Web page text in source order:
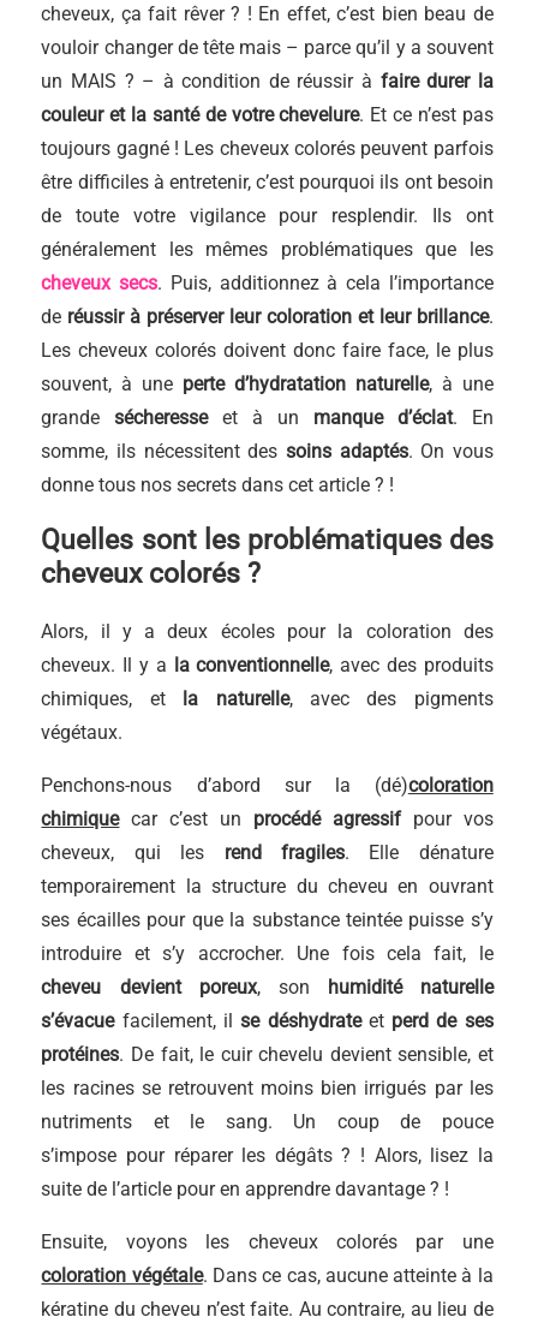
cheveux, ça fait rêver ? ! En effet, c’est bien beau de
vouloir changer de tête mais – parce qu’il y a souvent
un MAIS ? – à condition de réussir à faire durer la
couleur et la santé de votre chevelure. Et ce n’est pas
toujours gagné ! Les cheveux colorés peuvent parfois
être difficiles à entretenir, c’est pourquoi ils ont besoin
de toute votre vigilance pour resplendir. Ils ont
généralement les mêmes problématiques que les
cheveux secs. Puis, additionnez à cela l’importance
de réussir à préserver leur coloration et leur brillance.
Les cheveux colorés doivent donc faire face, le plus
souvent, à une perte d’hydratation naturelle, à une
grandesécheresseet à un manque d’éclat. En
somme, ils nécessitent des soins adaptés. On vous
donne tous nos secrets dans cet article ? !
Quelles sont les problématiques des
cheveux colorés ?
Alors, il y a deux écoles pour la coloration des
cheveux. Il y a la conventionnelle, avec des produits
chimiques, et la naturelle, avec des pigments
végétaux.
Penchons-nous d’abord sur la (dé)coloration
chimiquecar c’est un procédé agressifpour vos
cheveux, qui les rend fragiles. Elle dénature
temporairement la structure du cheveu en ouvrant
ses écailles pour que la substance teintée puisse s’y
introduire et s’y accrocher. Une fois cela fait, le
cheveu devient poreux, son humidité naturelle
s’évacuefacilement, ilse déshydrateet perd de ses
protéines. De fait, le cuir chevelu devient sensible, et
les racines se retrouvent moins bien irrigués par les
nutriments et le sang. Un coup de pouce
s’impose pour réparer les dégâts ? ! Alors, lisez la
suite de l’article pour en apprendre davantage ? !
Ensuite, voyons les cheveux colorés par une
coloration végétale. Dans ce cas, aucune atteinte à la
kératine du cheveu n’est faite. Au contraire, au lieu de